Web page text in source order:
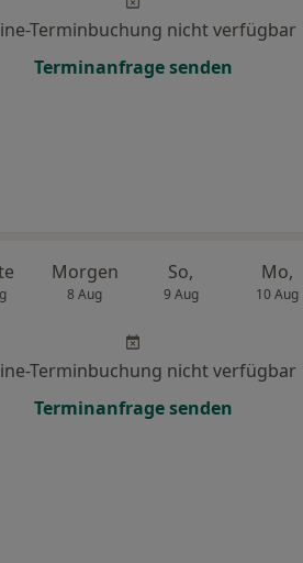
Terminbuchung nicht verfügbar
Terminanfrage senden
Morgen
8 Aug
So,
9 Aug
Mo,
10 Aug
Terminbuchung nicht verfügbar
Terminanfrage senden